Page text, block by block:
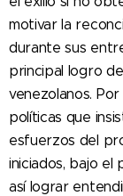
motivar la
durante sus
principal logro
venezolanos.
políticas que
esfuerzos del
iniciados, bajo el
así lograr